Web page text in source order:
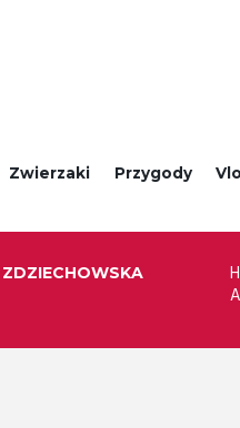
Zwierzaki Przygody